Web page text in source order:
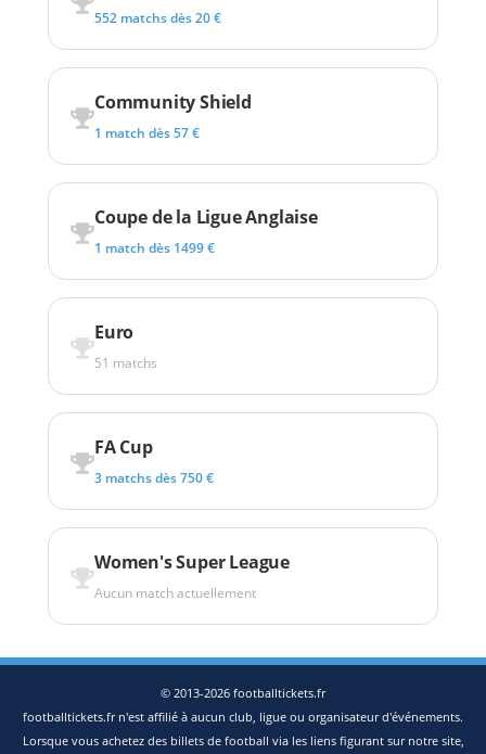
552 matchs dès 20 €
Community Shield
1 match dès 57 €
Coupe de la Ligue Anglaise
1 match dès 1499 €
Euro
51 matchs
FA Cup
3 matchs dès 750 €
Women's Super League
Aucun match actuellement
© 2013-2026 footballtickets.fr
footballtickets.fr n'est affilié à aucun club, ligue ou organisateur d'événements.
Lorsque vous achetez des billets de football via les liens figurant sur notre site,